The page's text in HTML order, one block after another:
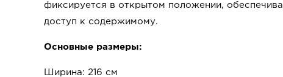
фиксируется в открытом положении,
доступ к содержимому.
Основные размеры:
Ширина: 216 см